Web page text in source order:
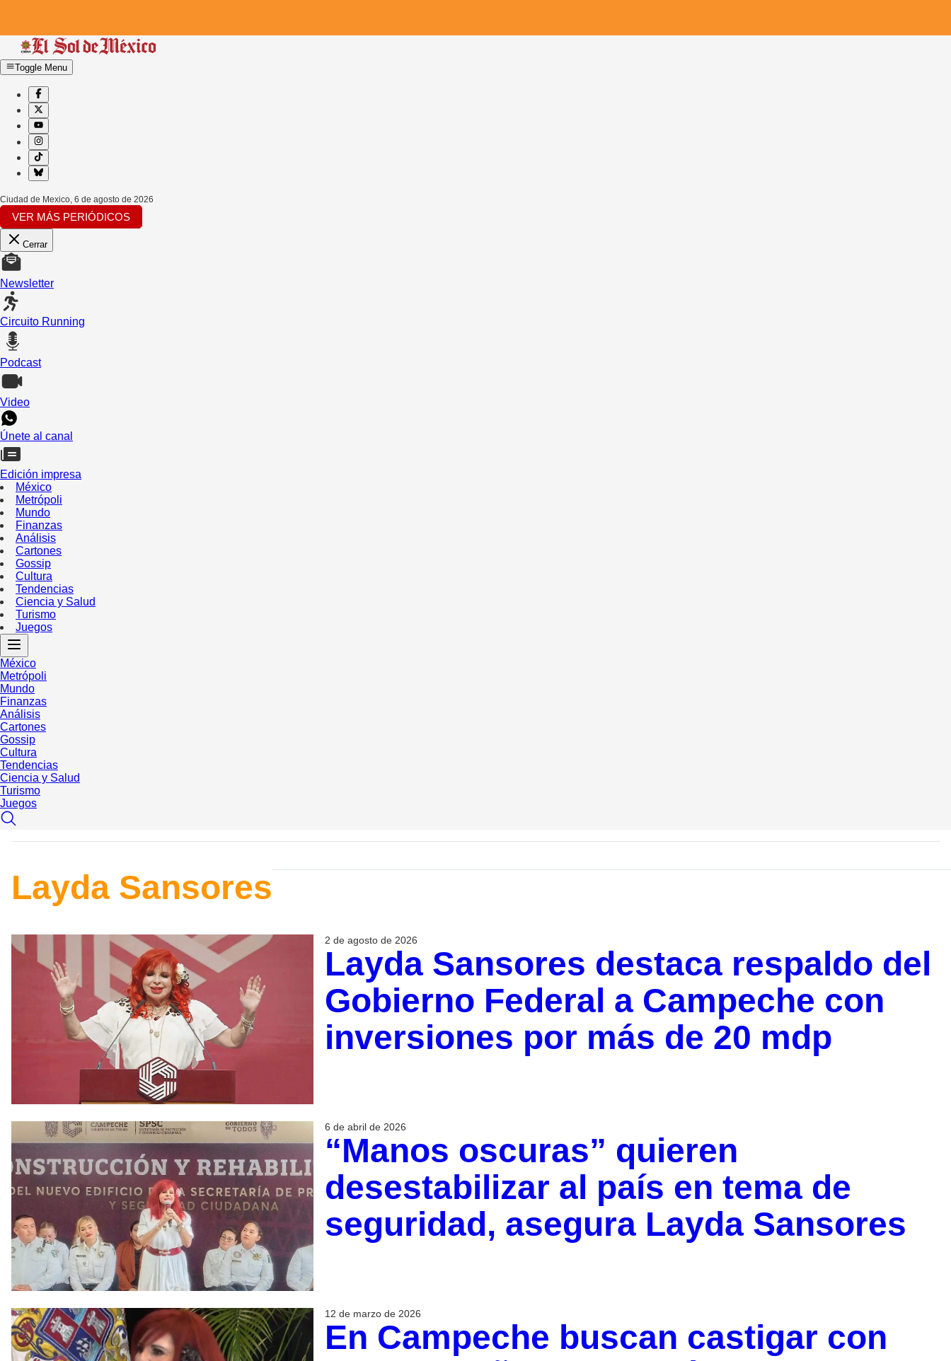
Toggle Menu
Ciudad de Mexico, 6 de agosto de 2026
VER MÁS PERIÓDICOS
Cerrar
Newsletter
Circuito Running
Podcast
Video
Únete al canal
Edición impresa
México
Metrópoli
Mundo
Finanzas
Análisis
Cartones
Gossip
Cultura
Tendencias
Ciencia y Salud
Turismo
Juegos
México
Metrópoli
Mundo
Finanzas
Análisis
Cartones
Gossip
Cultura
Tendencias
Ciencia y Salud
Turismo
Juegos
Layda Sansores
2 de agosto de 2026
Layda Sansores destaca respaldo del
Gobierno Federal a Campeche con
inversiones por más de 20 mdp
6 de abril de 2026
“Manos oscuras” quieren
desestabilizar al país en tema de
seguridad, asegura Layda Sansores
12 de marzo de 2026
En Campeche buscan castigar con